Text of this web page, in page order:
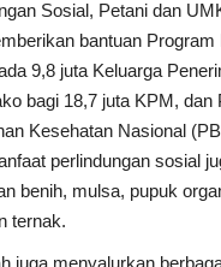
Sosial, Petani dan
bantuan Program
9,8 juta Keluarga
bagi 18,7 juta KPM, dan
Kesehatan Nasional
perlindungan sosial
benih, mulsa, pupuk
ternak.
juga menyalurkan